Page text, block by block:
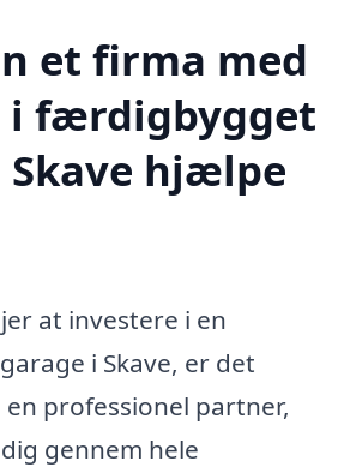
et firma med
i færdigbygget
Skave hjælpe
at investere i en
i Skave, er det
professionel partner,
gennem hele